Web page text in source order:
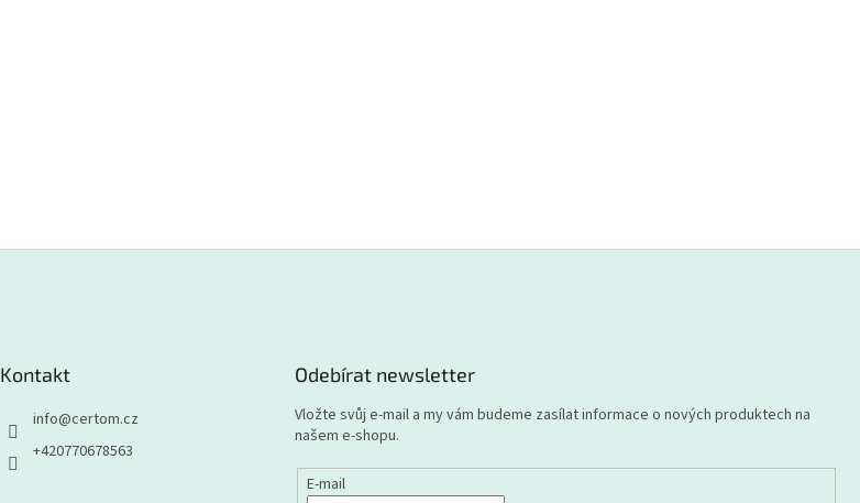
Kontakt
info@certom.cz
+420770678563
Odebírat newsletter
Vložte svůj e-mail a my vám budeme zasílat informace o nových produktech na
našem e-shopu.
E-mail